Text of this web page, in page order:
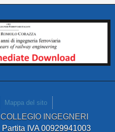
Mappa del sito
INGEGNERI
Partita IVA 00929941003